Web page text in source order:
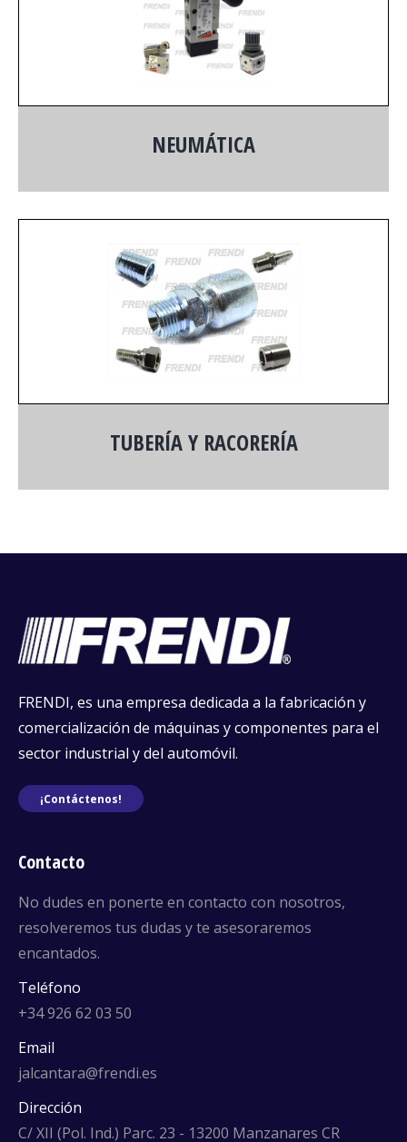
NEUMÁTICA
TUBERÍA Y RACORERÍA
FRENDI, es una empresa dedicada a la fabricación y
comercialización de máquinas y componentes para el
sector industrial y del automóvil.
¡Contáctenos!
Contacto
No dudes en ponerte en contacto con nosotros,
resolveremos tus dudas y te asesoraremos
encantados.
Teléfono
+34 926 62 03 50
Email
jalcantara@frendi.es
Dirección
C/ XII (Pol. Ind.) Parc. 23 - 13200 Manzanares CR